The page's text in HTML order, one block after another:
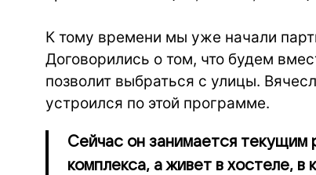
К тому времени мы уже начали
Договорились о том, что будем
позволит выбраться с улицы.
устроился по этой программе.
Сейчас он занимается
комплекса, а живет в хостеле,